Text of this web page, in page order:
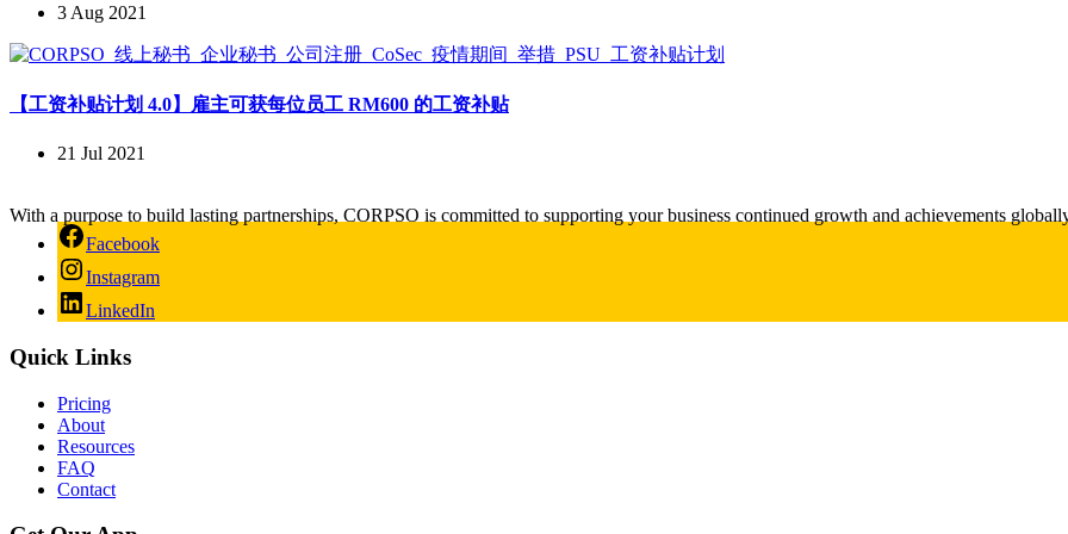
3 Aug 2021
【工资补贴计划 4.0】雇主可获每位员工 RM600 的工资补贴
21 Jul 2021
With a purpose to build lasting partnerships, CORPSO is committed to supporting your business continued growth and achievements
Facebook
Instagram
LinkedIn
Quick Links
Pricing
About
Resources
FAQ
Contact